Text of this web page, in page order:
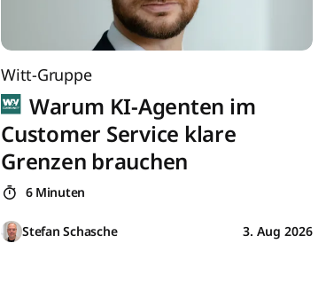
Witt-Gruppe
Warum KI-Agenten im
Customer Service klare
Grenzen brauchen
6 Minuten
Stefan Schasche 3. Aug 2026